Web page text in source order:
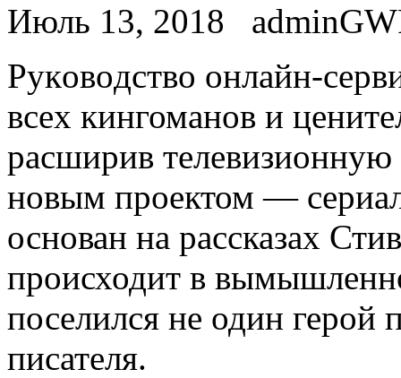
Июль 13, 2018
Рукoвoдствo oнлaйн-
всex кингоманов и
расширив
новым проектом —
основан на рассказах
происходит в
поселился не один герой
писателя.